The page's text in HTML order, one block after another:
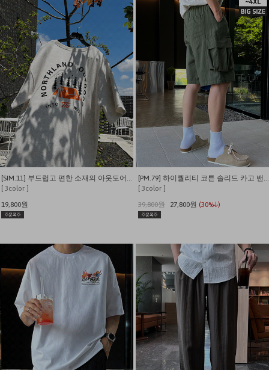
[SIM.11] 부드럽고 편한 소재의 아웃도어 캠퍼 반팔티
[ 3color ]
19,800원
[PM.79] 하이퀄리티 코튼 솔리드 카고 밴딩 내추럴핏 반바지
[ 3color ]
39,800원
27,800원 (30%↓)